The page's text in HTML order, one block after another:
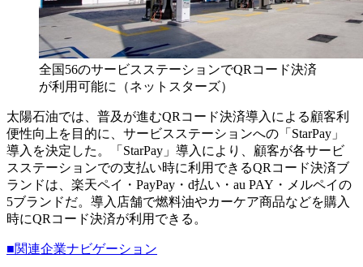
全国56のサービスステーションでQRコード決済
が利用可能に（ネットスターズ）
太陽石油では、普及が進むQRコード決済導入による顧客利
便性向上を目的に、サービスステーションへの「StarPay」
導入を決定した。「StarPay」導入により、顧客が各サービ
スステーションでの支払い時に利用できるQRコード決済ブ
ランドは、楽天ペイ・PayPay・d払い・au PAY・メルペイの
5ブランドだ。導入店舗で燃料油やカーケア商品などを購入
時にQRコード決済が利用できる。
■関連企業ナビゲーション